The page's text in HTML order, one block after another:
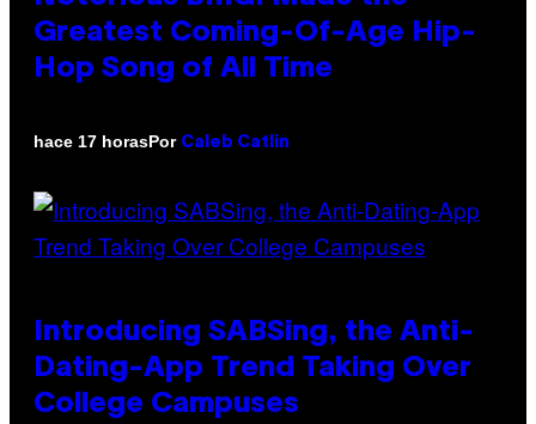
Greatest Coming-Of-Age Hip-
Hop Song of All Time
hace 17 horasPor Caleb Catlin
Introducing SABSing, the Anti-
Dating-App Trend Taking Over
College Campuses